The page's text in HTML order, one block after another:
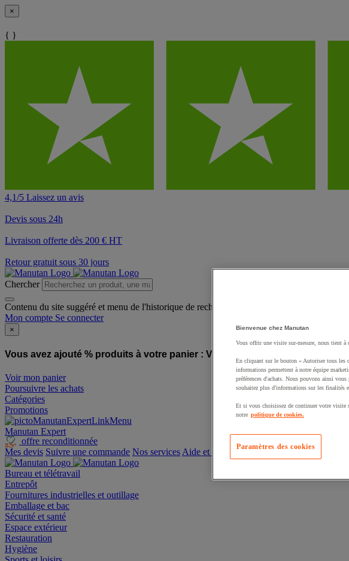
×
{ }
4,1/5 Laissez un avis
Devis sous 24h
Livraison offerte dès 200 € HT
Retour gratuit sous 30 jours
Chercher
Contenu du site suggéré et menu de l'historique de recherche
Mon compte Se connecter
×
Vous avez ajouté % produits à votre panier : Vous avez ajouté un produit à
Voir mon panier
Poursuivre les achats
Catégories
Promotions
Manutan Expert
offre reconditionnée
Mes devis Suivre une commande Nos services Aide et contact
Bureau et télétravail
Entrepôt
Fournitures industrielles et outillage
Emballage et bac
Sécurité et santé
Espace extérieur
Restauration
Hygiène
Bienvenue chez Manutan
Vous offrir une visite sur-mesure, nous tient à
En cliquant sur le bouton « Autoriser tous les
informations permettent à notre équipe
préférences d'achats. Nous pouvons ainsi
souhaitez plus d'informations sur les finalités
Et si vous choisissez de continuer votre visite
notre politique de cookies.
Paramètres des cookies